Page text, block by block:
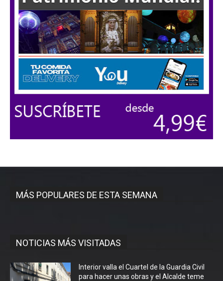
MÁS POPULARES DE ESTA SEMANA
NOTICIAS MÁS VISITADAS
Interior valla el Cuartel de la Guardia Civil
para hacer unas obras y el Alcalde teme